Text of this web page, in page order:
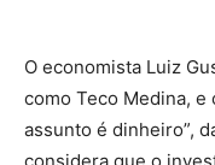
O economista Luiz
como Teco Medina, e
assunto é dinheiro”,